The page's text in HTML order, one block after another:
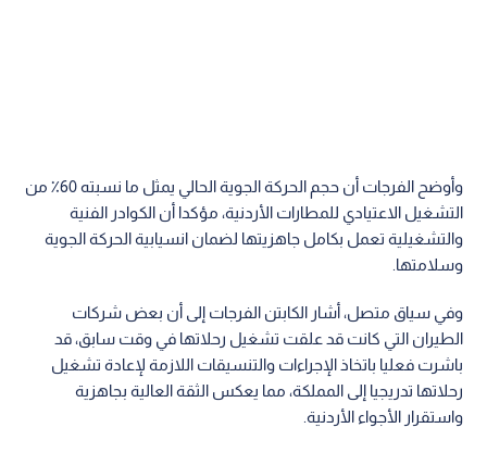
وأوضح الفرجات أن حجم الحركة الجوية الحالي يمثل ما نسبته 60٪ من
التشغيل الاعتيادي للمطارات الأردنية، مؤكدا أن الكوادر الفنية
والتشغيلية تعمل بكامل جاهزيتها لضمان انسيابية الحركة الجوية
وسلامتها.
وفي سياق متصل، أشار الكابتن الفرجات إلى أن بعض شركات
الطيران التي كانت قد علقت تشغيل رحلاتها في وقت سابق، قد
باشرت فعليا باتخاذ الإجراءات والتنسيقات اللازمة لإعادة تشغيل
رحلاتها تدريجيا إلى المملكة، مما يعكس الثقة العالية بجاهزية
واستقرار الأجواء الأردنية.